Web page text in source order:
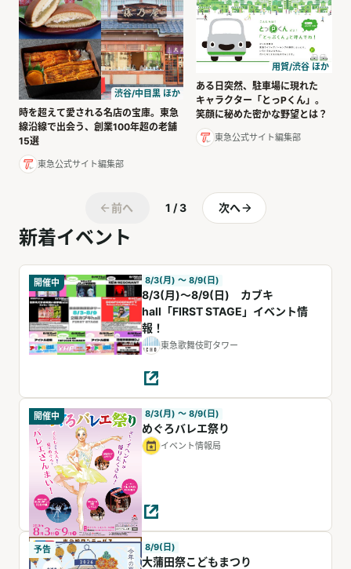
渋谷/中目黒 ほか
時を超えて愛される名店の宝庫。東急
線沿線で出会う、創業100年超の老舗
15選
東急公式サイト編集部
用賀/渋谷 ほか
ある日突然、駐車場に現れた
キャラクター「とっPくん」。
笑顔に秘めた密かな野望とは？
東急公式サイト編集部
前へ 1 / 3 次へ
新着イベント
開催中 8/3(月) 〜 8/9(日)
8/3(月)～8/9(日) カブキ
hall「FIRST STAGE」イベント情
報！
東急歌舞伎町タワー
開催中 8/3(月) 〜 8/9(日)
めぐろバレエ祭り
イベント情報局
予告 8/9(日)
大蒲田祭こどもまつり